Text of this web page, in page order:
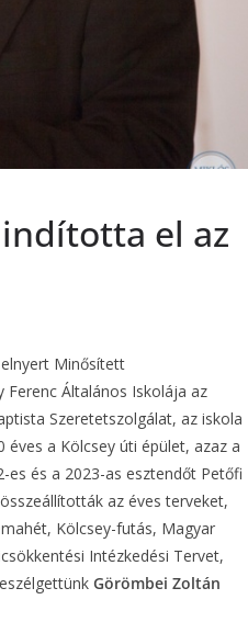
el az
Minősített
Ferenc Általános Iskolája az
Szeretetszolgálat, az iskola
a Kölcsey úti épület, azaz a
es és a 2023-as esztendőt Petőfi
az éves terveket,
Kölcsey-futás, Magyar
Intézkedési Tervet,
Görömbei Zoltán